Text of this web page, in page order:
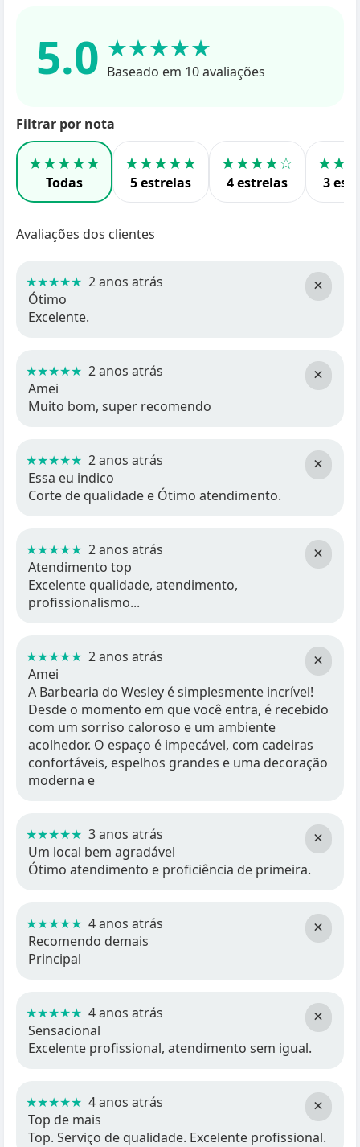
5.0 ★★★★★
Baseado em 10 avaliações
Filtrar por nota
★★★★★
Todas
★★★★★
5 estrelas
★★★★☆
4 estrelas 3
Avaliações dos clientes
×
★★★★★ 2 anos atrás
Ótimo
Excelente.
×
★★★★★ 2 anos atrás
Amei
Muito bom, super recomendo
×
★★★★★ 2 anos atrás
Essa eu indico
Corte de qualidade e Ótimo atendimento.
×
★★★★★ 2 anos atrás
Atendimento top
Excelente qualidade, atendimento,
profissionalismo...
×
★★★★★ 2 anos atrás
Amei
A Barbearia do Wesley é simplesmente incrível!
Desde o momento em que você entra, é recebido
com um sorriso caloroso e um ambiente
acolhedor. O espaço é impecável, com cadeiras
confortáveis, espelhos grandes e uma decoração
moderna e
×
★★★★★ 3 anos atrás
Um local bem agradável
Ótimo atendimento e proficiência de primeira.
×
★★★★★ 4 anos atrás
Recomendo demais
Principal
×
★★★★★ 4 anos atrás
Sensacional
Excelente profissional, atendimento sem igual.
×
★★★★★ 4 anos atrás
Top de mais
Top. Serviço de qualidade. Excelente profissional.